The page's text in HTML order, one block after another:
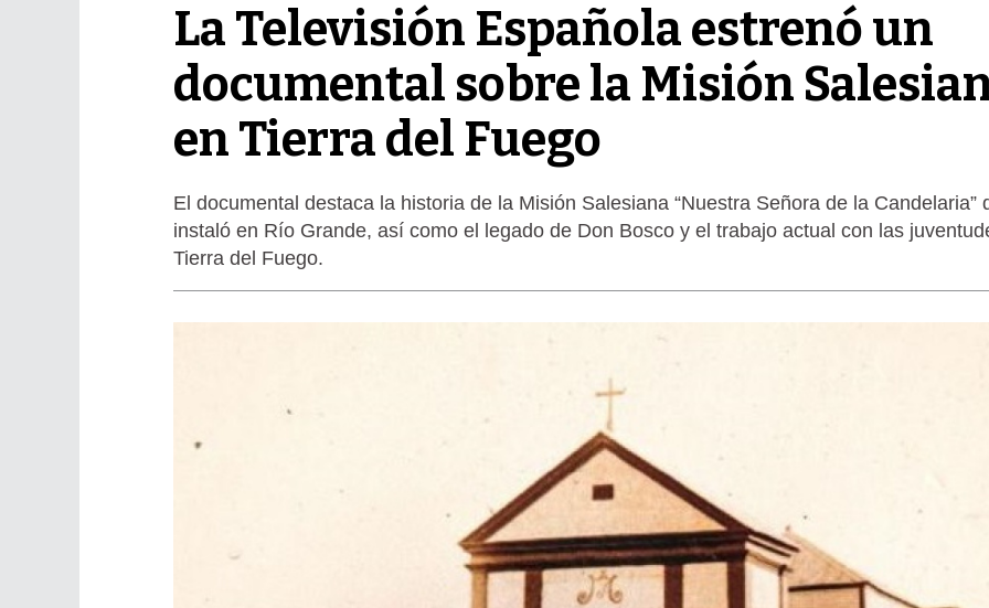
La Televisión Española estrenó un
documental sobre la Misión
en Tierra del Fuego
El documental destaca la historia de la Misión Salesiana “Nuestra Señora de la Candelaria”
instaló en Río Grande, así como el legado de Don Bosco y el trabajo actual con las
Tierra del Fuego.